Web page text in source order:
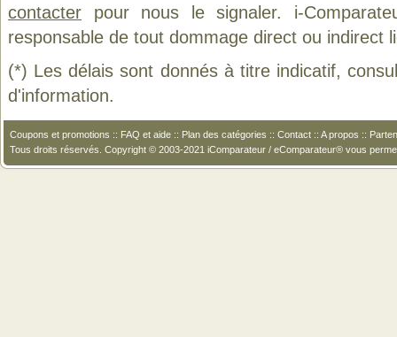
contacter pour nous le signaler. i-
responsable de tout dommage direct ou indirect
(*) Les délais sont donnés à titre indicatif,
d'information.
Coupons et promotions :: FAQ et aide :: Plan des catégories :: Contact :: A propos ::
Tous droits réservés. Copyright © 2003-2021 iComparateur / eComparateur® vous